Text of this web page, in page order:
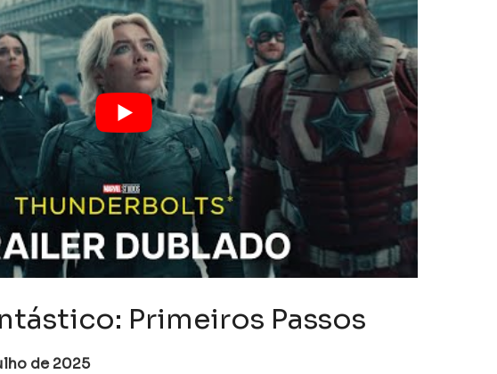
Primeiros Passos
de 2025